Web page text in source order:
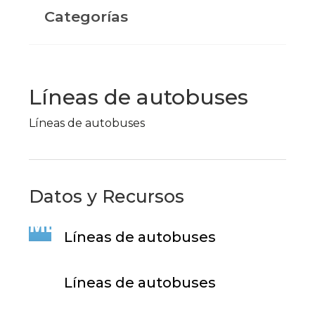
Categorías
Líneas de autobuses
Líneas de autobuses
Datos y Recursos
Líneas de autobuses
Líneas de autobuses